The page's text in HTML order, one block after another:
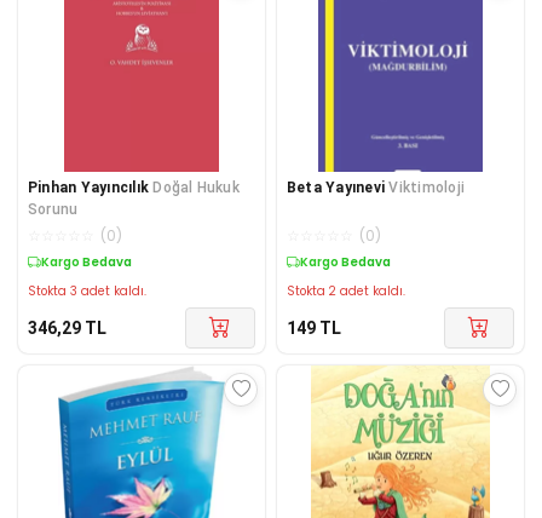
Pinhan Yayıncılık Doğal Hukuk
Sorunu
(0)
Kargo Bedava
Stokta 3 adet kaldı.
346,29 TL
Beta Yayınevi Viktimoloji
(0)
Kargo Bedava
Stokta 2 adet kaldı.
149 TL